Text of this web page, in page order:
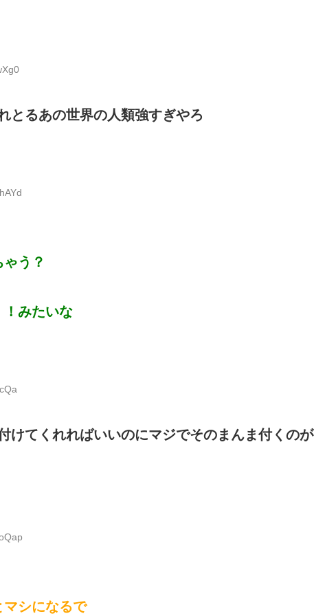
とるあの世界の人類強すぎやろ
う？
！みたいな
けてくれればいいのにマジでそのまんま付くのが
シになるで